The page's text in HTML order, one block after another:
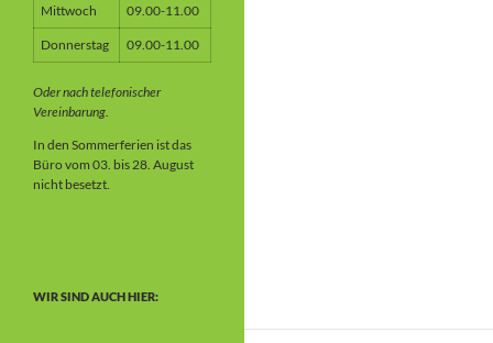
Mittwoch 09.00-11.00
Donnerstag 09.00-11.00
Oder nach telefonischer
Vereinbarung.
In den Sommerferien ist das
Büro vom 03. bis 28. August
nicht besetzt.
WIR SIND AUCH HIER: